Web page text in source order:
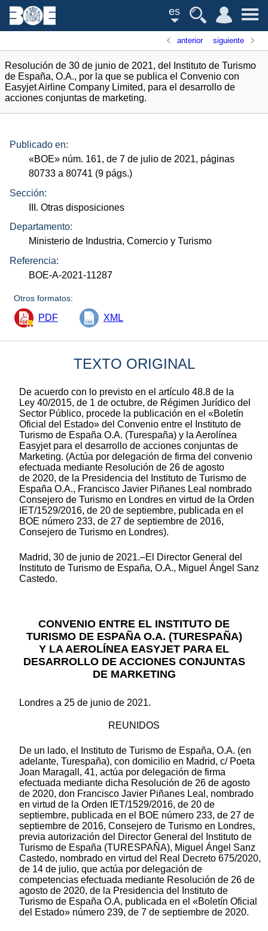
es
anterior siguiente
Resolución de 30 de junio de 2021, del Instituto de Turismo
de España, O.A., por la que se publica el Convenio con
Easyjet Airline Company Limited, para el desarrollo de
acciones conjuntas de marketing.
Publicado en:
«BOE» núm. 161, de 7 de julio de 2021, páginas
80733 a 80741 (9 págs.)
Sección:
III. Otras disposiciones
Departamento:
Ministerio de Industria, Comercio y Turismo
Referencia:
BOE-A-2021-11287
Otros formatos:
PDF XML
TEXTO ORIGINAL
De acuerdo con lo previsto en el artículo 48.8 de la
Ley 40/2015, de 1 de octubre, de Régimen Jurídico del
Sector Público, procede la publicación en el «Boletín
Oficial del Estado» del Convenio entre el Instituto de
Turismo de España O.A. (Turespaña) y la Aerolínea
Easyjet para el desarrollo de acciones conjuntas de
Marketing. (Actúa por delegación de firma del convenio
efectuada mediante Resolución de 26 de agosto
de 2020, de la Presidencia del Instituto de Turismo de
España O.A., Francisco Javier Piñanes Leal nombrado
Consejero de Turismo en Londres en virtud de la Orden
IET/1529/2016, de 20 de septiembre, publicada en el
BOE número 233, de 27 de septiembre de 2016,
Consejero de Turismo en Londres).
Madrid, 30 de junio de 2021.–El Director General del
Instituto de Turismo de España, O.A., Miguel Ángel Sanz
Castedo.
CONVENIO ENTRE EL INSTITUTO DE
TURISMO DE ESPAÑA O.A. (TURESPAÑA)
Y LA AEROLÍNEA EASYJET PARA EL
DESARROLLO DE ACCIONES CONJUNTAS
DE MARKETING
Londres a 25 de junio de 2021.
REUNIDOS
De un lado, el Instituto de Turismo de España, O.A. (en
adelante, Turespaña), con domicilio en Madrid, c/ Poeta
Joan Maragall, 41, actúa por delegación de firma
efectuada mediante dicha Resolución de 26 de agosto
de 2020, don Francisco Javier Piñanes Leal, nombrado
en virtud de la Orden IET/1529/2016, de 20 de
septiembre, publicada en el BOE número 233, de 27 de
septiembre de 2016, Consejero de Turismo en Londres,
previa autorización del Director General del Instituto de
Turismo de España (TURESPAÑA), Miguel Ángel Sanz
Castedo, nombrado en virtud del Real Decreto 675/2020,
de 14 de julio, que actúa por delegación de
competencias efectuada mediante Resolución de 26 de
agosto de 2020, de la Presidencia del Instituto de
Turismo de España O.A, publicada en el «Boletín Oficial
del Estado» número 239, de 7 de septiembre de 2020.